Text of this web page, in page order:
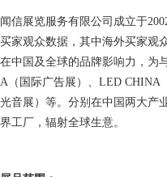
闻信展览服务有限公司成立于
买家观众数据，其中海外买家观
在中国及全球的品牌影响力，为
A（国际广告展）、LED CHINA
光音展 ）等。 分别在中国两大产
界工厂，辐射全球生意。